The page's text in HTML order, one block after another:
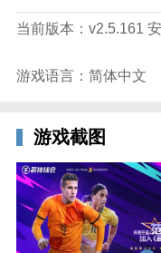
2、参与紧张刺激的
技能，玩家在这里
以培养你的超级巨星
真实的足球竞技体
浸其中，感受紧张刺
游戏玩法
1、各式各样的游戏
进行不同的开发。
当前版本：v2.5.161 安
游戏语言：简体中文
游戏截图